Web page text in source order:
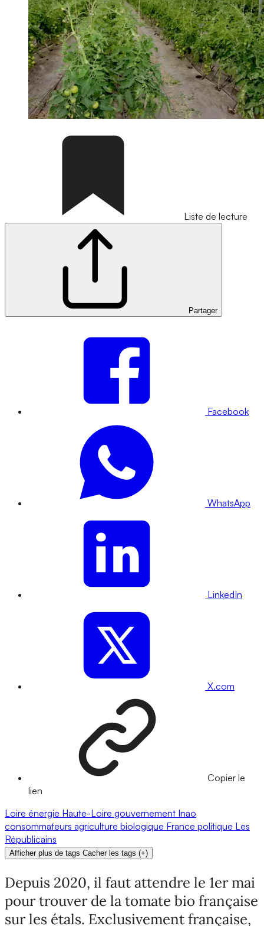
Liste de lecture
Partager
Facebook
WhatsApp
LinkedIn
X.com
Copier le
lien
Loire énergie Haute-Loire gouvernement Inao
consommateurs agriculture biologique France politique Les
Républicains
Afficher plus de tags Cacher les tags (+)
Depuis 2020, il faut attendre le 1er mai
pour trouver de la tomate bio française
sur les étals. Exclusivement française,